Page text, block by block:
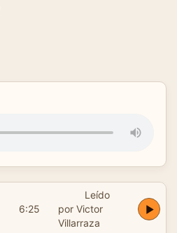
6:25
Leído
por Victor
Villarraza